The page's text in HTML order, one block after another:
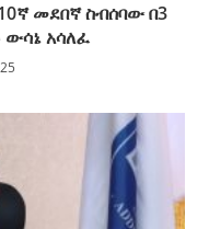
መደበኛ ስብሰባው በ3
አሳለፈ